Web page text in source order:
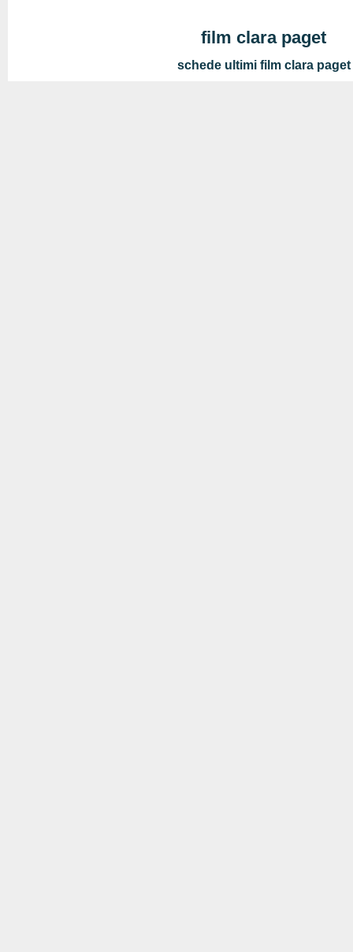
film clara paget
schede ultimi film clara paget